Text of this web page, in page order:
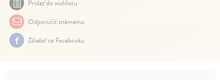
Pridať do wishlistu
Odporučiť známemu
Zdielať na Facebooku